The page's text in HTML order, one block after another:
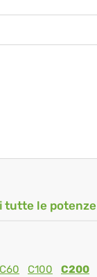
tutte le
C60 C100 C200